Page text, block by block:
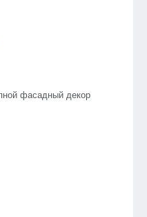
фасадный декор